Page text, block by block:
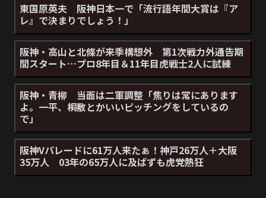
東国原英夫 阪神日本一で「流行語年間大賞は『ア
レ』で決まりでしょう！」
阪神・高山と北條が来季構想外 第1次戦力外通告期
間スタート…プロ8年目＆11年目虎戦士2人に試練
阪神・青柳 当面は二軍調整「焦りは常にあります
よ。一平、桐敷とかいいピッチングをしているの
で」
阪神Vパレードに61万人来たぁ！神戸26万人＋大阪
35万人 03年の65万人に及ばずも虎党熱狂